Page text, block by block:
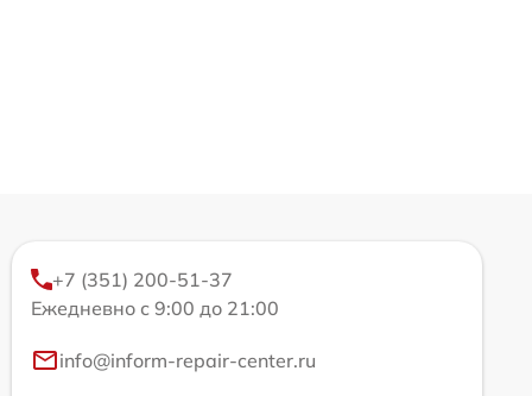
+7 (351) 200-51-37
Ежедневно с 9:00 до 21:00
info@inform-repair-center.ru